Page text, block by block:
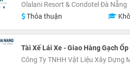
Olalani Resort & Condotel Đà Nẵng
Thỏa thuận
Tài Xế Lái Xe - Giao Hàng Gạch
Công Ty TNHH Vật Liệu Xây Dựng